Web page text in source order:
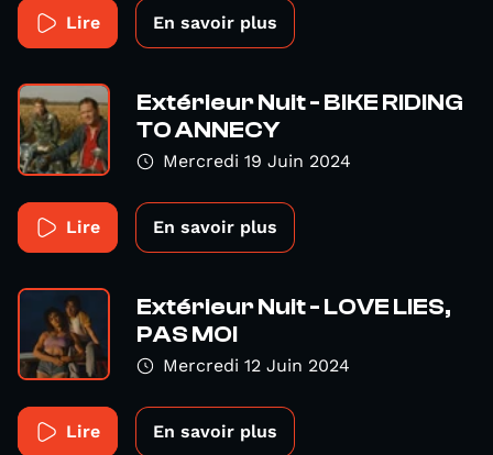
Lire En savoir plus
Extérieur Nuit - BIKE RIDING
TO ANNECY
Mercredi 19 Juin 2024
Lire En savoir plus
Extérieur Nuit - LOVE LIES,
PAS MOI
Mercredi 12 Juin 2024
Lire En savoir plus